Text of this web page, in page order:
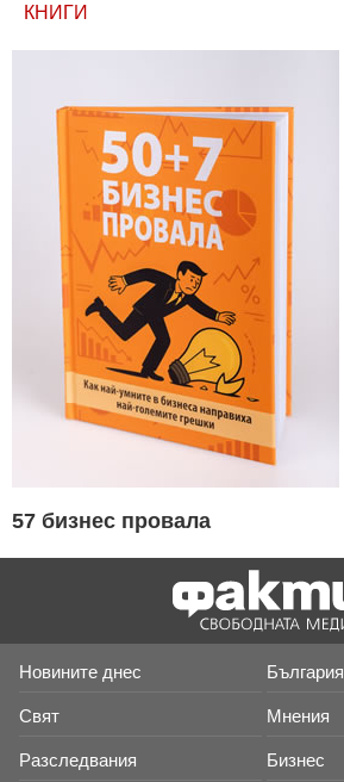
КНИГИ
57 бизнес провала
Новините днес България
Свят Мнения
Разследвания Бизнес